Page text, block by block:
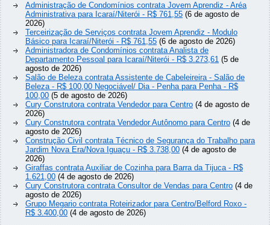
Administração de Condomínios contrata Jovem Aprendiz - Aréa
Administrativa para Icaraí/Niterói - R$ 761,55 (6 de agosto de
2026)
Terceirização de Serviços contrata Jovem Aprendiz - Modulo
Básico para Icaraí/Niterói - R$ 761,55 (6 de agosto de 2026)
Administradora de Condomínios contrata Analista de
Departamento Pessoal para Icaraí/Niterói - R$ 3.273,61 (5 de
agosto de 2026)
Salão de Beleza contrata Assistente de Cabeleireira - Salão de
Beleza - R$ 100,00 Negociável/ Dia - Penha para Penha - R$
100,00 (5 de agosto de 2026)
Cury Construtora contrata Vendedor para Centro (4 de agosto de
2026)
Cury Construtora contrata Vendedor Autônomo para Centro (4 de
agosto de 2026)
Construção Civil contrata Técnico de Segurança do Trabalho para
Jardim Nova Era/Nova Iguaçu - R$ 3.738,00 (4 de agosto de
2026)
Giraffas contrata Auxiliar de Cozinha para Barra da Tijuca - R$
1.621,00 (4 de agosto de 2026)
Cury Construtora contrata Consultor de Vendas para Centro (4 de
agosto de 2026)
Grupo Megario contrata Roteirizador para Centro/Belford Roxo -
R$ 3.400,00 (4 de agosto de 2026)